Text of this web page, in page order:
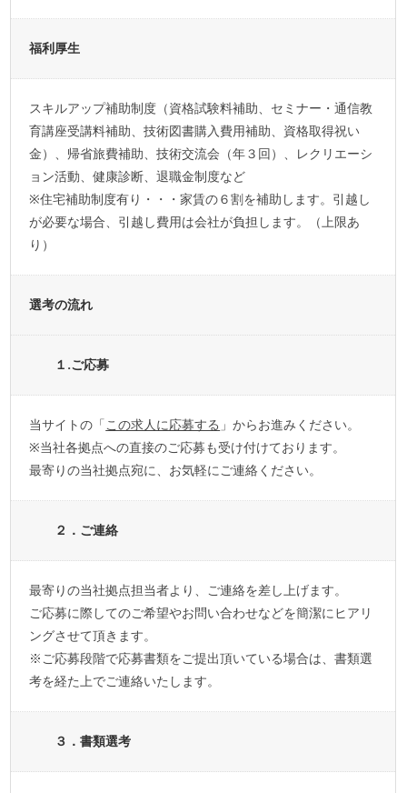
福利厚生
スキルアップ補助制度（資格試験料補助、セミナー・通信教
育講座受講料補助、技術図書購入費用補助、資格取得祝い
金）、帰省旅費補助、技術交流会（年３回）、レクリエーシ
ョン活動、健康診断、退職金制度など
※住宅補助制度有り・・・家賃の６割を補助します。引越し
が必要な場合、引越し費用は会社が負担します。（上限あ
り）
選考の流れ
１.ご応募
当サイトの「この求人に応募する 」からお進みください。
※当社各拠点への直接のご応募も受け付けております。
最寄りの当社拠点宛に、お気軽にご連絡ください。
２．ご連絡
最寄りの当社拠点担当者より、ご連絡を差し上げます。
ご応募に際してのご希望やお問い合わせなどを簡潔にヒアリ
ングさせて頂きます。
※ご応募段階で応募書類をご提出頂いている場合は、書類選
考を経た上でご連絡いたします。
３．書類選考